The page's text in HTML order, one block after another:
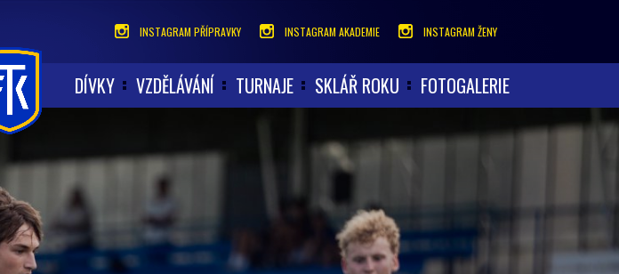
INSTAGRAM PŘÍPRAVKY INSTAGRAM AKADEMIE INSTAGRAM ŽENY
DÍVKY VZDĚLÁVÁNÍ TURNAJE SKLÁŘ ROKU FOTOGALERIE